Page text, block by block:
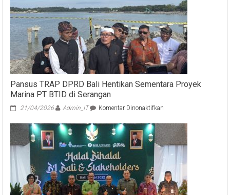
Pansus TRAP DPRD Bali Hentikan Sementara Proyek
Marina PT BTID di Serangan
21/04/2026 Admin_IT Komentar Dinonaktifkan
DPRD
Bali
Hentikan
Sementara
Proyek
Marina
PT